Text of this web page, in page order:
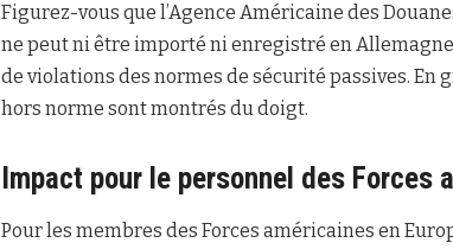
Figurez-vous que l’Agence Américaine des
ne peut ni être importé ni enregistré en Allemagne
de violations des normes de sécurité passives. En
hors norme sont montrés du doigt.
Impact pour le personnel des Forces
Pour les membres des Forces américaines en